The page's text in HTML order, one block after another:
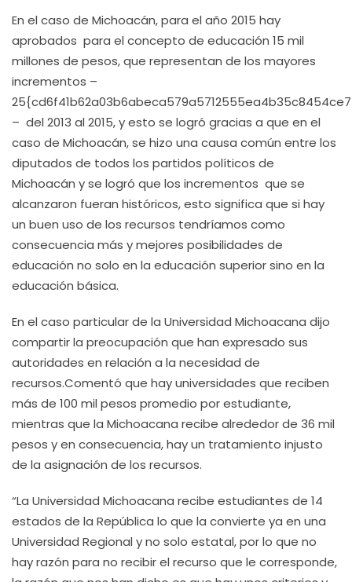
En el caso de Michoacán, para el año 2015 hay
aprobados para el concepto de educación 15 mil
millones de pesos, que representan de los mayores
incrementos –
– del 2013 al 2015, y esto se logró gracias a que en el
caso de Michoacán, se hizo una causa común entre los
diputados de todos los partidos políticos de
Michoacán y se logró que los incrementos que se
alcanzaron fueran históricos, esto significa que si hay
un buen uso de los recursos tendríamos como
consecuencia más y mejores posibilidades de
educación no solo en la educación superior sino en la
educación básica.
En el caso particular de la Universidad Michoacana dijo
compartir la preocupación que han expresado sus
autoridades en relación a la necesidad de
recursos.Comentó que hay universidades que reciben
más de 100 mil pesos promedio por estudiante,
mientras que la Michoacana recibe alrededor de 36 mil
pesos y en consecuencia, hay un tratamiento injusto
de la asignación de los recursos.
“La Universidad Michoacana recibe estudiantes de 14
estados de la República lo que la convierte ya en una
Universidad Regional y no solo estatal, por lo que no
hay razón para no recibir el recurso que le corresponde,